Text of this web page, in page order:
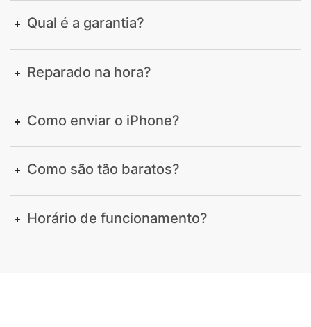
Qual é a garantia?
Reparado na hora?
Como enviar o iPhone?
Como são tão baratos?
Horário de funcionamento?